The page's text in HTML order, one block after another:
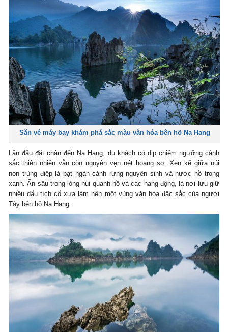
Săn vé máy bay khám phá sắc màu văn hóa bên hồ Na Hang
Lần đầu đặt chân đến Na Hang, du khách có dịp chiêm ngưỡng cảnh
sắc thiên nhiên vẫn còn nguyên vẹn nét hoang sơ. Xen kẽ giữa núi
non trùng điệp là bạt ngàn cánh rừng nguyên sinh và nước hồ trong
xanh. Ẩn sâu trong lòng núi quanh hồ và các hang động, là nơi lưu giữ
nhiều dấu tích cổ xưa làm nên một vùng văn hóa đặc sắc của người
Tày bên hồ Na Hang.